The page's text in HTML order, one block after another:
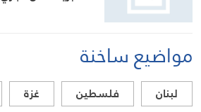
مواضيع ساخنة
لبنان فلسطين غزة